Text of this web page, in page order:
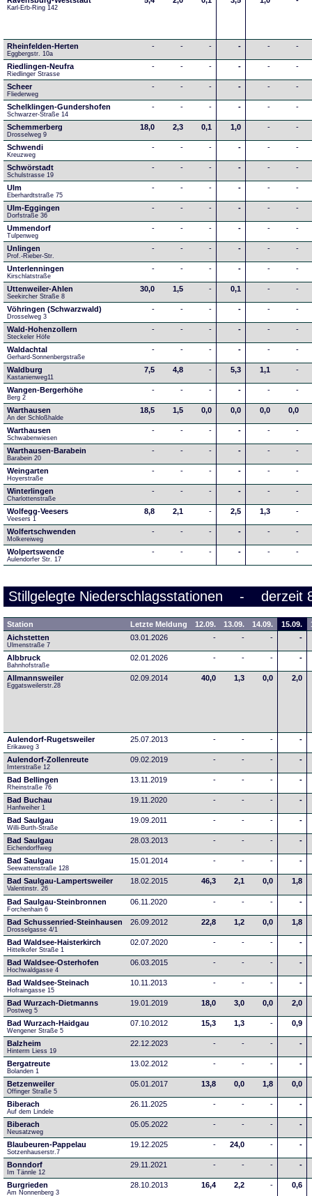
Karl-Erb-Ring 142
Rheinfelden-Herten
Eggbergstr. 10a
- - - - - -
Riedlingen-Neufra
Riedlinger Strasse
- - - - - -
Scheer
Fliederweg
- - - - - -
Schelklingen-Gundershofen
Schwarzer-Straße 14
- - - - - -
Schemmerberg
Drosselweg 9
18,0 2,3 0,1 1,0 - -
Schwendi
Kreuzweg
- - - - - -
Schwörstadt
Schulstrasse 19
- - - - - -
Ulm
Eberhardtstraße 75
- - - - - -
Ulm-Eggingen
Dorfstraße 36
- - - - - -
Ummendorf
Tulpenweg
- - - - - -
Unlingen
Prof.-Rieber-Str.
- - - - - -
Unterlenningen
Kirschlatstraße
- - - - - -
Uttenweiler-Ahlen
Seekircher Straße 8
30,0 1,5 - 0,1 - -
Vöhringen (Schwarzwald)
Drosselweg 3
- - - - - -
Wald-Hohenzollern
Steckeler Höfe
- - - - - -
Waldachtal
Gerhard-Sonnenbergstraße
- - - - - -
Waldburg
Kastanienweg11
7,5 4,8 - 5,3 1,1 -
Wangen-Bergerhöhe
Berg 2
- - - - - -
Warthausen
An der Schloßhalde
18,5 1,5 0,0 0,0 0,0 0,0
Warthausen
Schwabenwiesen
- - - - - -
Warthausen-Barabein
Barabein 20
- - - - - -
Weingarten
Hoyerstraße
- - - - - -
Winterlingen
Charlottenstraße
- - - - - -
Wolfegg-Veesers
Veesers 1
8,8 2,1 - 2,5 1,3 -
Wolfertschwenden
Molkereiweg
- - - - - -
Wolpertswende
Aulendorfer Str. 17
- - - - - -
Stillgelegte Niederschlagsstationen - derzeit
Station Letzte Meldung 12.09. 13.09. 14.09. 15.09.
Aichstetten
Ulmenstraße 7
03.01.2026 - - - -
Albbruck
Bahnhofstraße
02.01.2026 - - - -
Allmannsweiler
Eggatsweilerstr.28
02.09.2014 40,0 1,3 0,0 2,0
Aulendorf-Rugetsweiler
Erikaweg 3
25.07.2013 - - - -
Aulendorf-Zollenreute
Imterstraße 12
09.02.2019 - - - -
Bad Bellingen
Rheinstraße 76
13.11.2019 - - - -
Bad Buchau
Hanfweiher 1
19.11.2020 - - - -
Bad Saulgau
Willi-Burth-Straße
19.09.2011 - - - -
Bad Saulgau
Eichendorffweg
28.03.2013 - - - -
Bad Saulgau
Seewattenstraße 128
15.01.2014 - - - -
Bad Saulgau-Lampertsweiler
Valentinstr. 26
18.02.2015 46,3 2,1 0,0 1,8
Bad Saulgau-Steinbronnen
Forchenhain 6
06.11.2020 - - - -
Bad Schussenried-Steinhausen
Drosselgasse 4/1
26.09.2012 22,8 1,2 0,0 1,8
Bad Waldsee-Haisterkirch
Hittelkofer Straße 1
02.07.2020 - - - -
Bad Waldsee-Osterhofen
Hochwaldgasse 4
06.03.2015 - - - -
Bad Waldsee-Steinach
Hofraingasse 15
10.11.2013 - - - -
Bad Wurzach-Dietmanns
Postweg 5
19.01.2019 18,0 3,0 0,0 2,0
Bad Wurzach-Haidgau
Wengener Straße 5
07.10.2012 15,3 1,3 - 0,9
Balzheim
Hinterm Liess 19
22.12.2023 - - - -
Bergatreute
Bolanden 1
13.02.2012 - - - -
Betzenweiler
Offinger Straße 5
05.01.2017 13,8 0,0 1,8 0,0
Biberach
Auf dem Lindele
26.11.2025 - - - -
Biberach
Neusatzweg
05.05.2022 - - - -
Blaubeuren-Pappelau
Sotzenhauserstr.7
19.12.2025 - 24,0 - -
Bonndorf
Im Tännle 12
29.11.2021 - - - -
Burgrieden
Am Nonnenberg 3
28.10.2013 16,4 2,2 - 0,6